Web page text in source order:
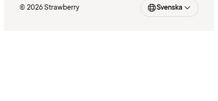
© 2026 Strawberry Svenska